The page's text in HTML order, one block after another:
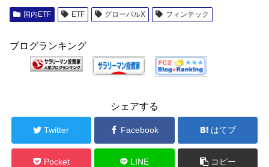
国内ETF ETF グローバルX フィンテック
ブログランキング
シェアする
Twitter Facebook はてブ
Pocket LINE コピー